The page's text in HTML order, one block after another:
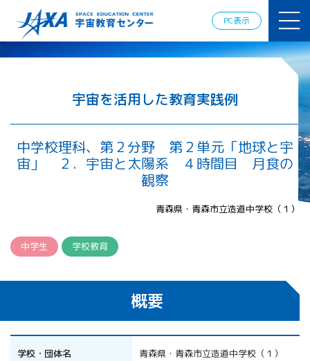
PC表示
ミー
ロスペース
情報の発
信
宇宙を活用
した教育実
践例
体験的学
習機会の
提供（国
際）
宙教育 for
All 分科会
APRSAF宇宙
教育 for All
宇宙を活用した教育実践例
中学校理科、第２分野 第２単元「地球と宇
宙」 ２．宇宙と太陽系 ４時間目 月食の
観察
青森県・青森市立造道中学校（１）
中学生 学校教育
概要
学校・団体名 青森県・青森市立造道中学校（１）